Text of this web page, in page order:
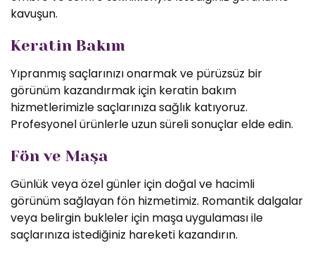
kavuşun.
Keratin Bakım
Yıpranmış saçlarınızı onarmak ve pürüzsüz bir
görünüm kazandırmak için keratin bakım
hizmetlerimizle saçlarınıza sağlık katıyoruz.
Profesyonel ürünlerle uzun süreli sonuçlar elde edin.
Fön ve Maşa
Günlük veya özel günler için doğal ve hacimli
görünüm sağlayan fön hizmetimiz. Romantik dalgalar
veya belirgin bukleler için maşa uygulaması ile
saçlarınıza istediğiniz hareketi kazandırın.